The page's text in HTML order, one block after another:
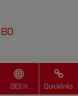
DE| EN Quicklinks